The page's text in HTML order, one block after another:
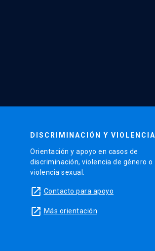
DISCRIMINACIÓN Y VIOLENCIA
Orientación y apoyo en casos de
discriminación, violencia de género o
violencia sexual.
launch Contacto para apoyo
launch Más orientación